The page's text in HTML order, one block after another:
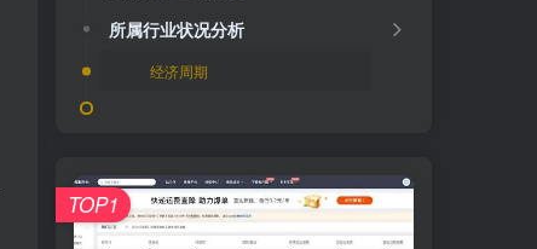
所属行业状况分析
经济周期
TOP1